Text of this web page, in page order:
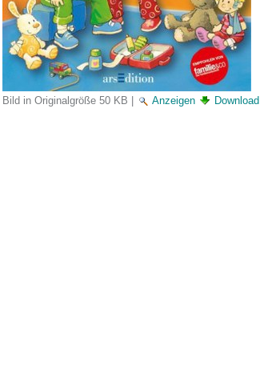
Bild in Originalgröße 50 KB Anzeigen Download